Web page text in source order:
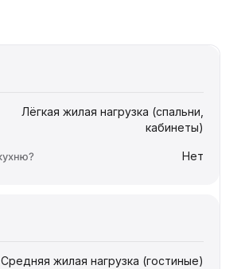
Лёгкая жилая нагрузка (спальни,
кабинеты)
Нет
Средняя жилая нагрузка (гостиные)